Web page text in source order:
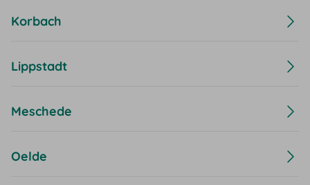
Korbach
Lippstadt
Meschede
Oelde